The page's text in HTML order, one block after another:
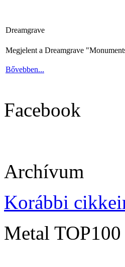
Dreamgrave
Megjelent a Dreamgrave
Bővebben...
Facebook
Archívum
Korábbi
Metal TOP100